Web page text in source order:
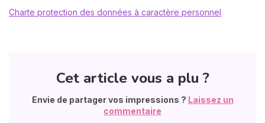
Charte protection des données à caractère personnel
Cet article vous a plu ?
Envie de partager vos impressions ? Laissez un
commentaire